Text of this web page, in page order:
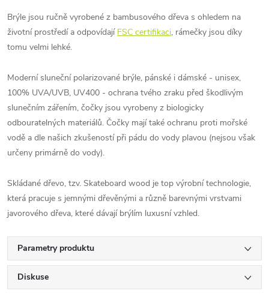
Brýle jsou ručně vyrobené z bambusového dřeva s ohledem na
životní prostředí a odpovídají FSC certifikaci, rámečky jsou díky
tomu velmi lehké.
Moderní sluneční polarizované brýle, pánské i dámské - unisex,
100% UVA/UVB, UV400 - ochrana tvého zraku před škodlivým
slunečním zářením, čočky jsou vyrobeny z biologicky
odbouratelných materiálů. Čočky mají také ochranu proti mořské
vodě a dle našich zkušeností při pádu do vody plavou (nejsou však
určeny primárně do vody).
Skládané dřevo, tzv. Skateboard wood je top výrobní technologie,
která pracuje s jemnými dřevěnými a různě barevnými vrstvami
javorového dřeva, které dávají brýlím luxusní vzhled.
Parametry produktu
Diskuse